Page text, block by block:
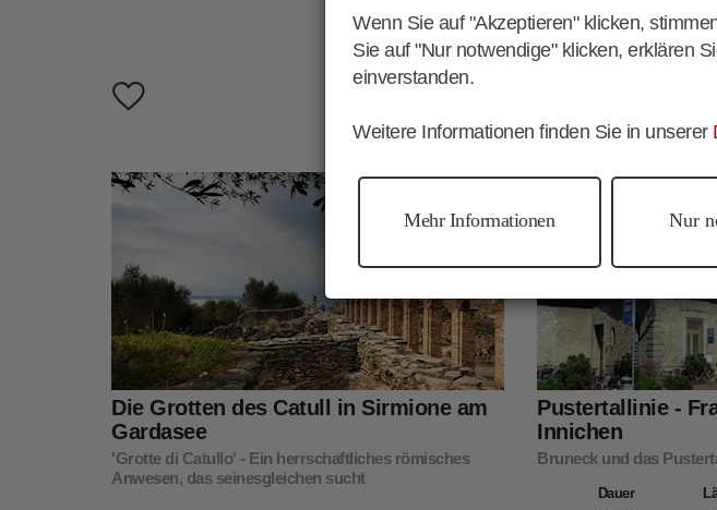
Die Grotten des Catull in Sirmione am
Gardasee
'Grotte di Catullo' - Ein herrschaftliches römisches
Anwesen, das seinesgleichen sucht
Pustertallinie -
Innichen
Bruneck und das
Dauer
Wenn Sie auf "Akzeptieren" klicken,
Sie auf "Nur notwendige" klicken, erklären
einverstanden.
Weitere Informationen finden Sie in unserer
Mehr Informationen Nur